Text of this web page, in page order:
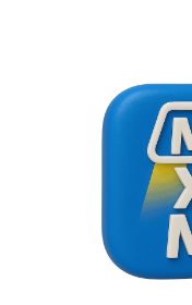
Категории
Электромотоцикл